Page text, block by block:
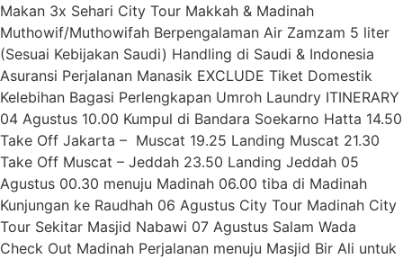
Makan 3x Sehari City Tour Makkah & Madinah
Muthowif/Muthowifah Berpengalaman Air Zamzam 5 liter
(Sesuai Kebijakan Saudi) Handling di Saudi & Indonesia
Asuransi Perjalanan Manasik EXCLUDE Tiket Domestik
Kelebihan Bagasi Perlengkapan Umroh Laundry ITINERARY
04 Agustus 10.00 Kumpul di Bandara Soekarno Hatta 14.50
Take Off Jakarta – Muscat 19.25 Landing Muscat 21.30
Take Off Muscat – Jeddah 23.50 Landing Jeddah 05
Agustus 00.30 menuju Madinah 06.00 tiba di Madinah
Kunjungan ke Raudhah 06 Agustus City Tour Madinah City
Tour Sekitar Masjid Nabawi 07 Agustus Salam Wada
Check Out Madinah Perjalanan menuju Masjid Bir Ali untuk